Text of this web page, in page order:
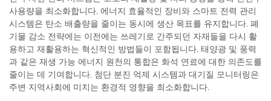
사용량을 최소화합니다. 에너지 효율적인 장비와 스마트 전력 관리
시스템은 탄소 배출량을 줄이는 동시에 생산 목표를 유지합니다. 폐
기물 감소 전략에는 이전에는 쓰레기로 간주되던 자재들을 다시 활
용하고 재활용하는 혁신적인 방법들이 포함됩니다. 태양광 및 풍력
과 같은 재생 가능 에너지 원천의 통합은 화석 연료에 대한 의존도를
줄이는 데 기여합니다. 첨단 분진 억제 시스템과 대기질 모니터링은
주변 지역사회에 미치는 환경적 영향을 최소화합니다.